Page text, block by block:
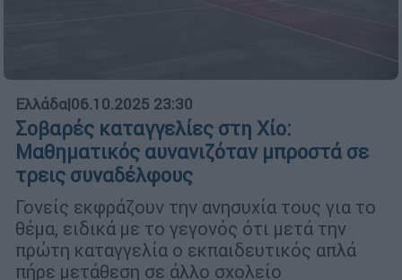
Ελλάδα|06.10.2025 23:30
Σοβαρές καταγγελίες στη Χίο:
Μαθηματικός αυνανιζόταν μπροστά σε
τρεις συναδέλφους
Γονείς εκφράζουν την ανησυχία τους για το
θέμα, ειδικά με το γεγονός ότι μετά την
πρώτη καταγγελία ο εκπαιδευτικός απλά
πήρε μετάθεση σε άλλο σχολείο